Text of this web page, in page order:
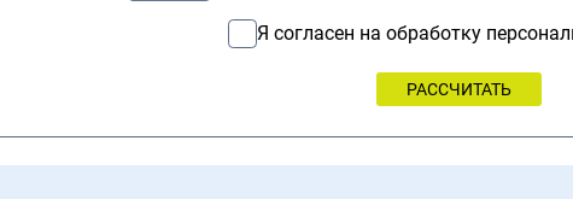
Я согласен на обработку